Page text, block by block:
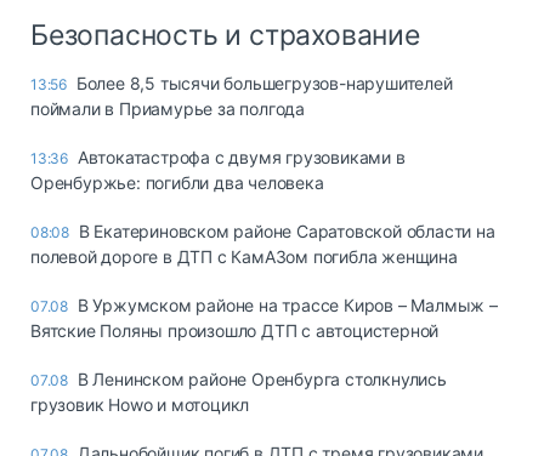
Безопасность и страхование
13:56 Более 8,5 тысячи большегрузов-нарушителей
поймали в Приамурье за полгода
13:36 Автокатастрофа с двумя грузовиками в
Оренбуржье: погибли два человека
08:08 В Екатериновском районе Саратовской области на
полевой дороге в ДТП с КамАЗом погибла женщина
07.08 В Уржумском районе на трассе Киров – Малмыж –
Вятские Поляны произошло ДТП с автоцистерной
07.08 В Ленинском районе Оренбурга столкнулись
грузовик Howo и мотоцикл